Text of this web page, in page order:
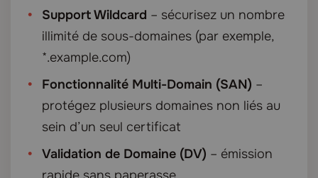
Support Wildcard – sécurisez un nombre
illimité de sous-domaines (par exemple,
*.example.com)
Fonctionnalité Multi-Domain (SAN) –
protégez plusieurs domaines non liés au
sein d’un seul certificat
Validation de Domaine (DV) – émission